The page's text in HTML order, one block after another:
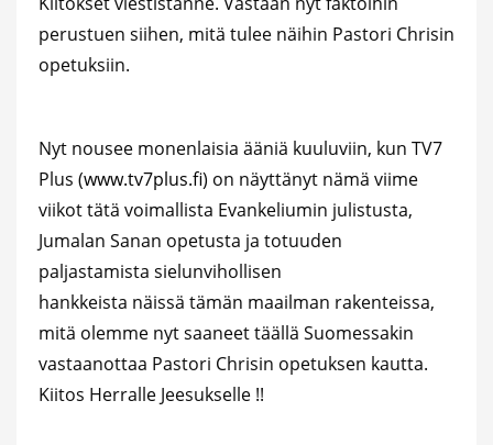
perustuen siihen, mitä tulee näihin Pastori Chrisin
opetuksiin.
Nyt nousee monenlaisia ääniä kuuluviin, kun TV7
Plus (www.tv7plus.fi) on näyttänyt nämä viime
viikot tätä voimallista Evankeliumin julistusta,
Jumalan Sanan opetusta ja totuuden
paljastamista sielunvihollisen
hankkeista näissä tämän maailman rakenteissa,
mitä olemme nyt saaneet täällä Suomessakin
vastaanottaa Pastori Chrisin opetuksen kautta.
Kiitos Herralle Jeesukselle !!